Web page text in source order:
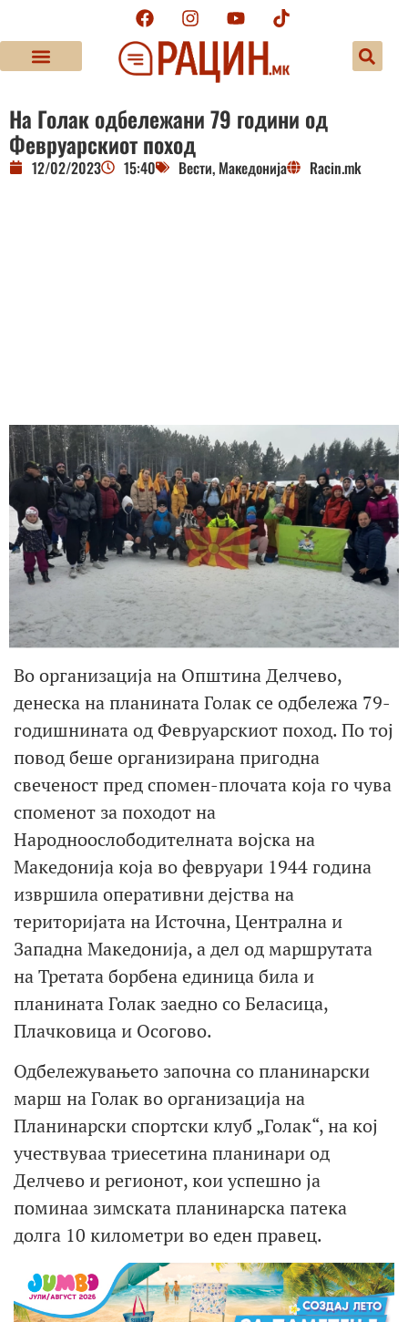
На Голак одбележани 79 години од
Февруарскиот поход
12/02/2023 15:40 Вести, Македонија Racin.mk
Во организација на Општина Делчево,
денеска на планината Голак се одбележа 79-
годишнината од Февруарскиот поход. По тој
повод беше организирана пригодна
свеченост пред спомен-плочата која го чува
споменот за походот на
Народноослободителната војска на
Македонија која во февруари 1944 година
извршила оперативни дејства на
територијата на Источна, Централна и
Западна Македонија, а дел од маршрутата
на Третата борбена единица била и
планината Голак заедно со Беласица,
Плачковица и Осогово.
Одбележувањето започна со планинарски
марш на Голак во организација на
Планинарски спортски клуб „Голак“, на кој
учествуваа триесетина планинари од
Делчево и регионот, кои успешно ја
поминаа зимската планинарска патека
долга 10 километри во еден правец.